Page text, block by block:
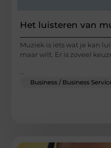
Het luisteren van
Muziek is iets wat je kan
maar wilt. Er is zoveel
Business / Business